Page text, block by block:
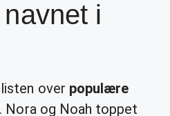
i
over populære
. Nora og Noah toppet